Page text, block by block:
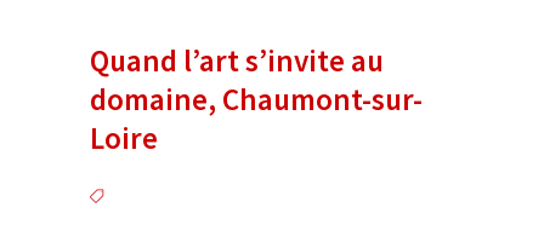
Quand l’art s’invite au
domaine, Chaumont-sur-
Loire